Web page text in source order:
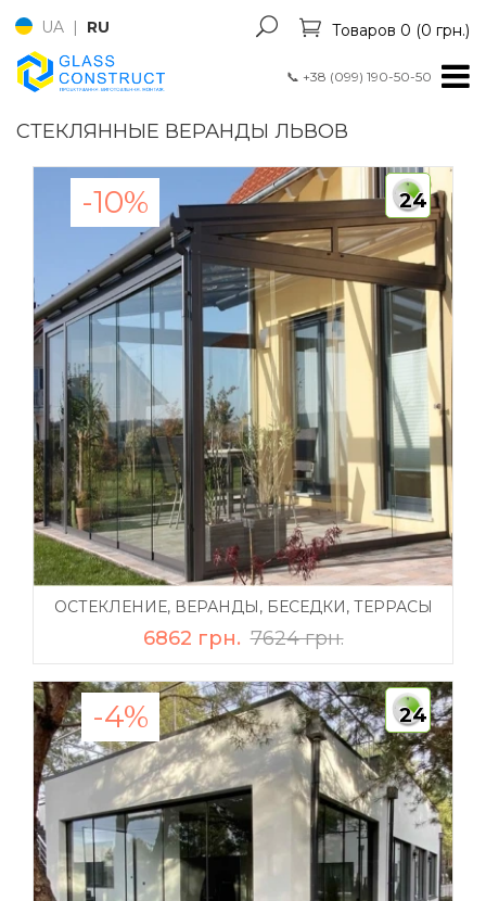
📞 +38 (099) 190-50-50
UA | RU Товаров 0 (0 грн.)
СТЕКЛЯННЫЕ ВЕРАНДЫ ЛЬВОВ
-10% 24
ОСТЕКЛЕНИЕ, ВЕРАНДЫ, БЕСЕДКИ, ТЕРРАСЫ
6862 грн. 7624 грн.
-4% 24